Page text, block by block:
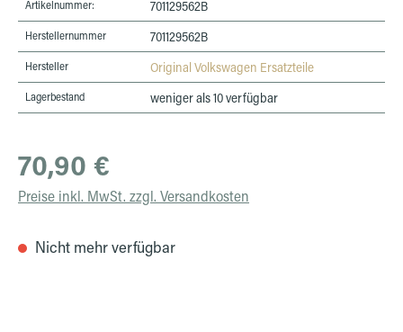
Artikelnummer: 701129562B
Herstellernummer 701129562B
Hersteller Original Volkswagen Ersatzteile
Lagerbestand weniger als 10 verfügbar
Regulärer Preis:
70,90 €
Preise inkl. MwSt. zzgl. Versandkosten
Nicht mehr verfügbar